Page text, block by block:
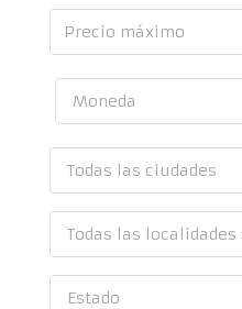
Moneda
Todas las ciudades
Todas las
Estado